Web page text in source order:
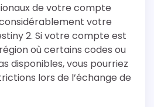
de votre compte
votre
2. Si votre compte est
où certains codes ou
disponibles, vous pourriez
lors de l’échange de